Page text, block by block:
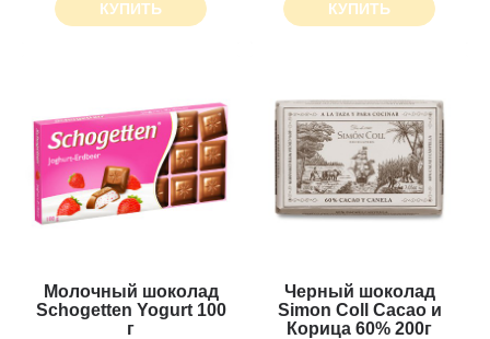
КУПИТЬ КУПИТЬ
Молочный шоколад
Schogetten Yogurt 100
г
Черный шоколад
Simon Coll Cacao и
Корица 60% 200г